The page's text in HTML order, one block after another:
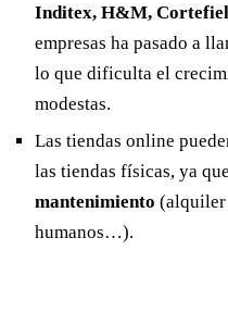
Inditex, H&M, Cortefiel
empresas ha pasado a
lo que dificulta el
modestas.
Las tiendas online
las tiendas físicas, ya
mantenimiento (alquiler
humanos…).